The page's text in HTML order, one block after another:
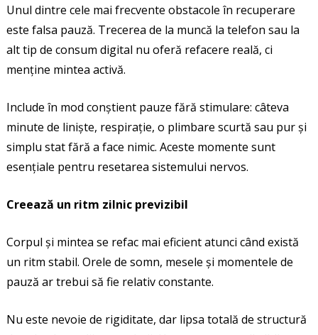
Unul dintre cele mai frecvente obstacole în recuperare
este falsa pauză. Trecerea de la muncă la telefon sau la
alt tip de consum digital nu oferă refacere reală, ci
menține mintea activă.
Include în mod conștient pauze fără stimulare: câteva
minute de liniște, respirație, o plimbare scurtă sau pur și
simplu stat fără a face nimic. Aceste momente sunt
esențiale pentru resetarea sistemului nervos.
Creează un ritm zilnic previzibil
Corpul și mintea se refac mai eficient atunci când există
un ritm stabil. Orele de somn, mesele și momentele de
pauză ar trebui să fie relativ constante.
Nu este nevoie de rigiditate, dar lipsa totală de structură